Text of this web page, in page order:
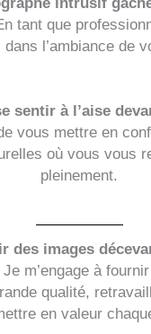
intrusif
tant que
l’ambiance de
sentir à l’aise
vous mettre en
où vous vous
pleinement.
des images
m’engage à
qualité,
en valeur